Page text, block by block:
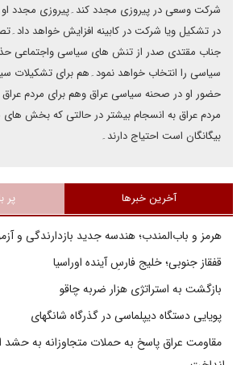
شرکت وسعی در پیروزی مجدد کند۔پیروزی مجدد او
در تشکیل ویا شرکت در کابینه افزایش خواهد
جناب مقتدی صدر از تنش های سیاسی واجتماعی
سیاسی را انتخاب خواهد نمود۔هم برای تشکیلات
حضور او در صحنه سیاسی عراق وهم برای مردم
مردم عراق به انسجام بیشتر در حالتی که بخش
بیگانگان است احتیاج دارند۔
آخرین خبرها پر
هرمز و باب‌المندب؛ هندسه جدید بازدارندگی و
قفقاز جنوبی؛ خلیج فارسِ آینده اوراسیا
بازگشت به استراتژی هزار ضربه چاقو
پویایی دستگاه دیپلماسی در گذرگاه شانگهای
مقاومت عراق پاسخ به حملات متجاوزانه به حشد